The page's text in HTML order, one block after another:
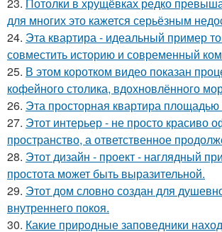
23. Потолки в хрущёвках редко
для многих это кажется серьёзным
24. Эта квартира - идеальный пример
совместить историю и современный
25. В этом коротком видео показан
кофейного столика, вдохновлённого
26. Эта просторная квартира площадью
27. Этот интерьер - не просто красиво
пространство, а ответственное
28. Этот дизайн - проект - наглядный
простота может быть выразительной.
29. Этот дом словно создан для
внутреннего покоя.
30. Какие природные заповедники